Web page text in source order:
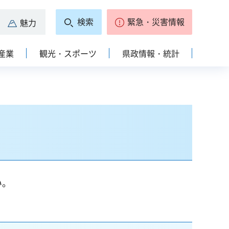
魅力 検索 緊急・災害情報
業 観光・スポーツ 県政情報・統計